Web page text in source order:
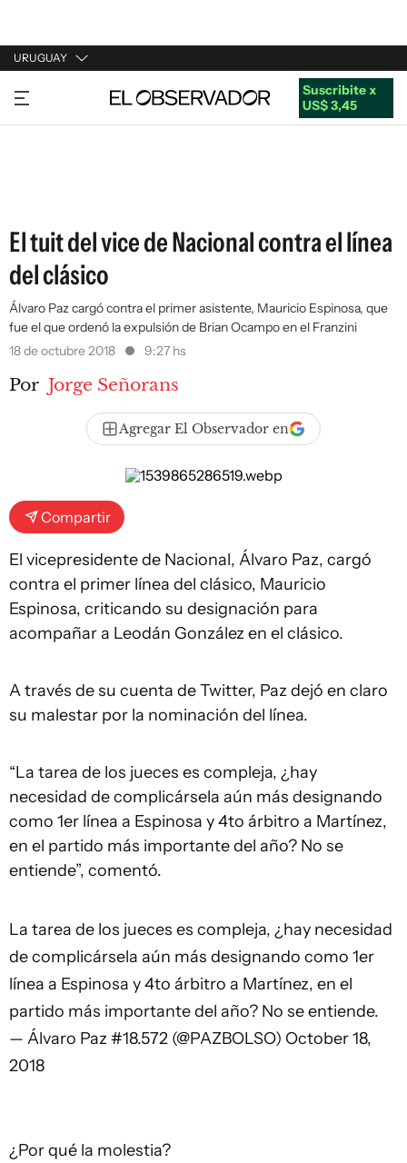
URUGUAY
URUGUAY
ARGENTINA
Suscribite x
US$ 3,45
El tuit del vice de Nacional contra el línea
del clásico
Álvaro Paz cargó contra el primer asistente, Mauricio Espinosa, que
fue el que ordenó la expulsión de Brian Ocampo en el Franzini
18 de octubre 2018
9:27 hs
Por Jorge Señorans
Agregar El Observador en
Compartir
El vicepresidente de Nacional, Álvaro Paz, cargó
contra el primer línea del clásico, Mauricio
Espinosa, criticando su designación para
acompañar a Leodán González en el clásico.
A través de su cuenta de Twitter, Paz dejó en claro
su malestar por la nominación del línea.
“La tarea de los jueces es compleja, ¿hay
necesidad de complicársela aún más designando
como 1er línea a Espinosa y 4to árbitro a Martínez,
en el partido más importante del año? No se
entiende”, comentó.
La tarea de los jueces es compleja, ¿hay necesidad
de complicársela aún más designando como 1er
línea a Espinosa y 4to árbitro a Martínez, en el
partido más importante del año? No se entiende.
— Álvaro Paz #18.572 (@PAZBOLSO) October 18,
2018
¿Por qué la molestia?